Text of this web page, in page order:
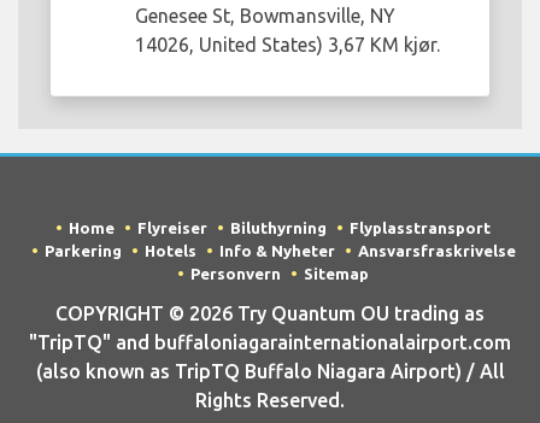
Genesee St, Bowmansville, NY
14026, United States) 3,67 KM kjør.
Home Flyreiser Biluthyrning
Flyplasstransport
Parkering
Hotels Info & Nyheter
Ansvarsfraskrivelse
Personvern
Sitemap
COPYRIGHT © 2026 Try Quantum OU trading as
"TripTQ" and buffaloniagarainternationalairport.com
(also known as TripTQ Buffalo Niagara Airport) / All
Rights Reserved.